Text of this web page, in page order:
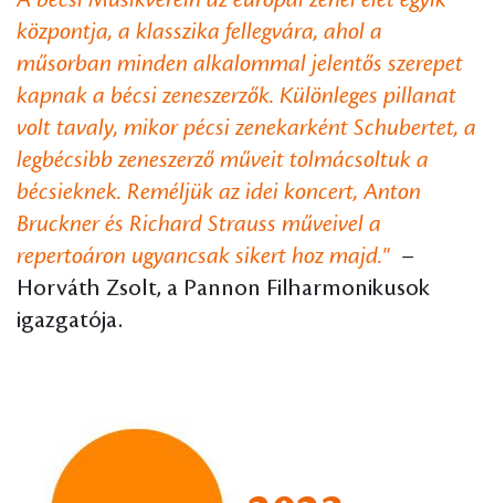
központja, a klasszika fellegvára, ahol a
műsorban minden alkalommal jelentős szerepet
kapnak a bécsi zeneszerzők. Különleges pillanat
volt tavaly, mikor pécsi zenekarként Schubertet, a
legbécsibb zeneszerző műveit tolmácsoltuk a
bécsieknek. Reméljük az idei koncert, Anton
Bruckner és Richard Strauss műveivel a
repertoáron ugyancsak sikert hoz majd." –
Horváth Zsolt, a Pannon Filharmonikusok
igazgatója.